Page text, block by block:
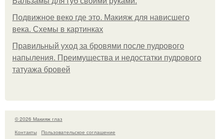
Подвижное веко где это. Макияж для нависшего
века. Схемы в картинках
Правильный уход за бровями после пудрового
напыления. Преимущества и недостатки пудрового
татуажа бровей
© 2026 Макияж глаз
Контакты
Пользовательское соглашение